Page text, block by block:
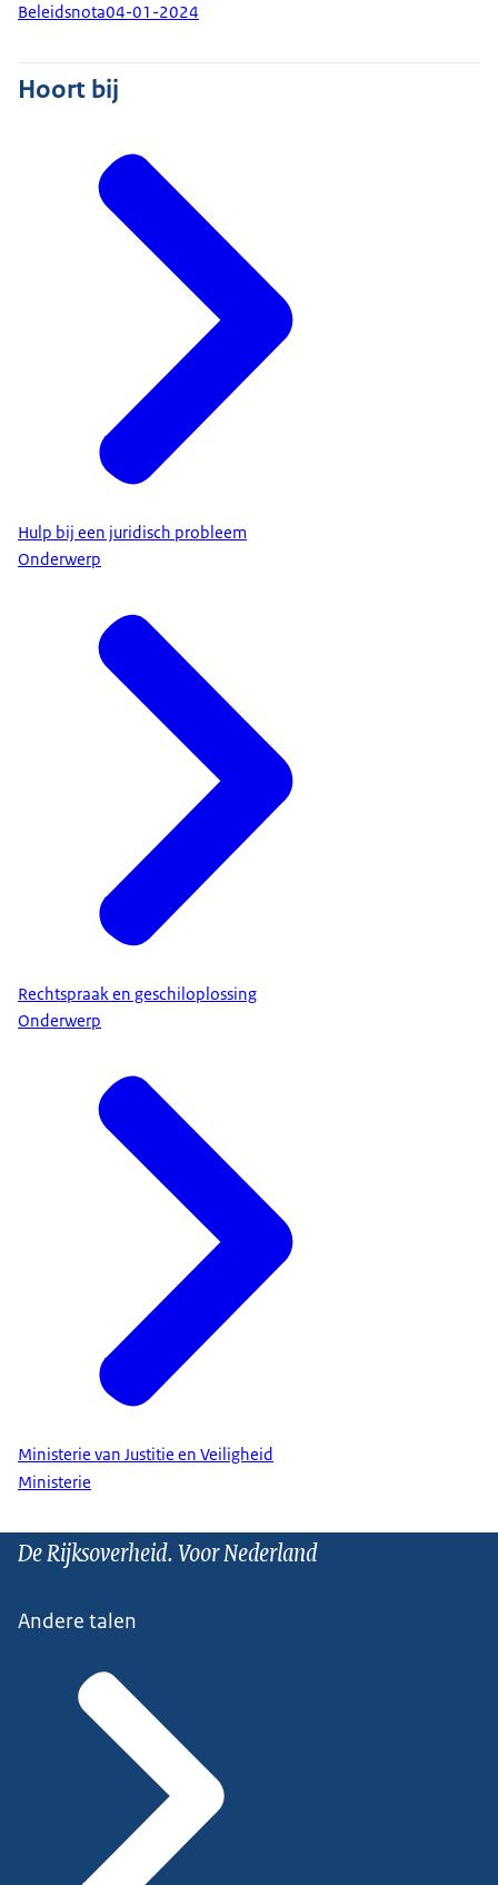
Beleidsnota04-01-2024
Hoort bij
Hulp bij een juridisch probleem
Onderwerp
Rechtspraak en geschiloplossing
Onderwerp
Ministerie van Justitie en Veiligheid
Ministerie
De Rijksoverheid. Voor Nederland
Andere talen